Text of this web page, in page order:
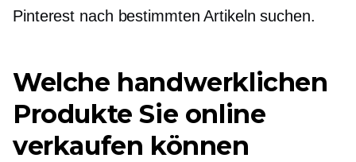
Pinterest nach bestimmten Artikeln suchen.
Welche handwerklichen
Produkte Sie online
verkaufen können